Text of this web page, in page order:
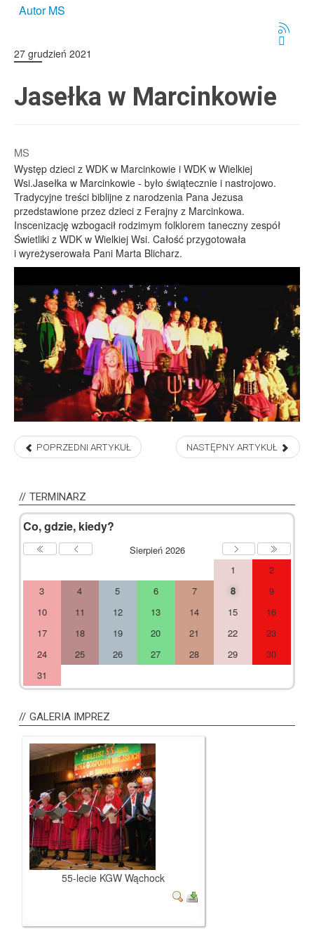
Autor MS
27 grudzień 2021
Jasełka w Marcinkowie
MS
Występ dzieci z WDK w Marcinkowie i WDK w Wielkiej
Wsi.Jasełka w Marcinkowie - było świątecznie i nastrojowo.
Tradycyjne treści biblijne z narodzenia Pana Jezusa
przedstawione przez dzieci z Ferajny z Marcinkowa.
Inscenizację wzbogacił rodzimym folklorem taneczny zespół
Świetliki z WDK w Wielkiej Wsi. Całość przygotowała
i wyreżyserowała Pani Marta Blicharz.
POPRZEDNI ARTYKUŁ NASTĘPNY ARTYKUŁ
TERMINARZ
Co, gdzie, kiedy?
Sierpień 2026
1
2
3
4 5 6 7 8
9
10
11 12 13 14 15
16
17
18 19 20 21 22
23
24
25 26 27 28 29
30
31
GALERIAIMPREZ
55-lecie KGW Wąchock